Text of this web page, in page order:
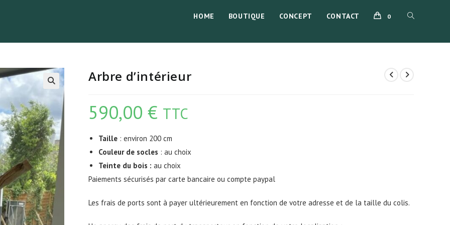
HOME BOUTIQUE CONCEPT CONTACT 0 TOGGLE
Arbre d’intérieur
590,00 € TTC
Taille : environ 200 cm
Couleur de socles : au choix
Teinte du bois : au choix
Paiements sécurisés par carte bancaire ou compte paypal
Les frais de ports sont à payer ultérieurement en fonction de votre adresse et de la taille du colis.